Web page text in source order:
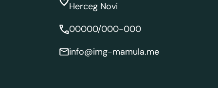
Herceg Novi
00000/000-000
info@img-mamula.me